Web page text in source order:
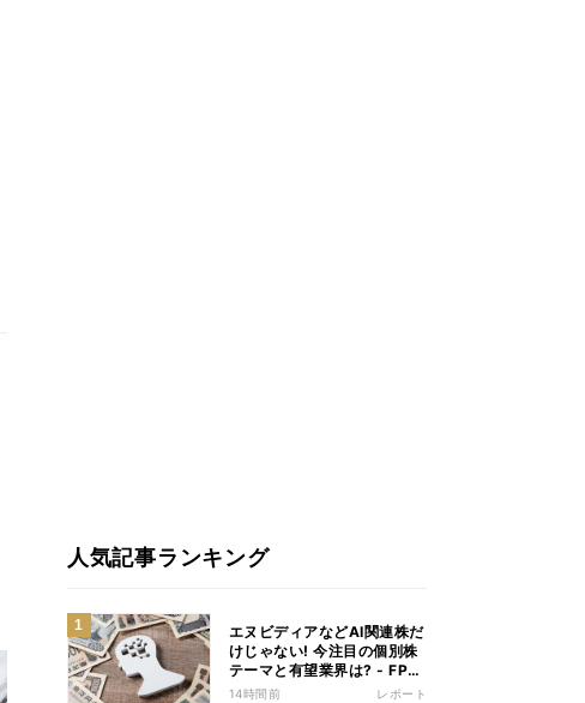
人気記事ランキング
エヌビディアなどAI関連株だ
けじゃない! 今注目の個別株
テーマと有望業界は? - FP解
説
14時間前 レポート